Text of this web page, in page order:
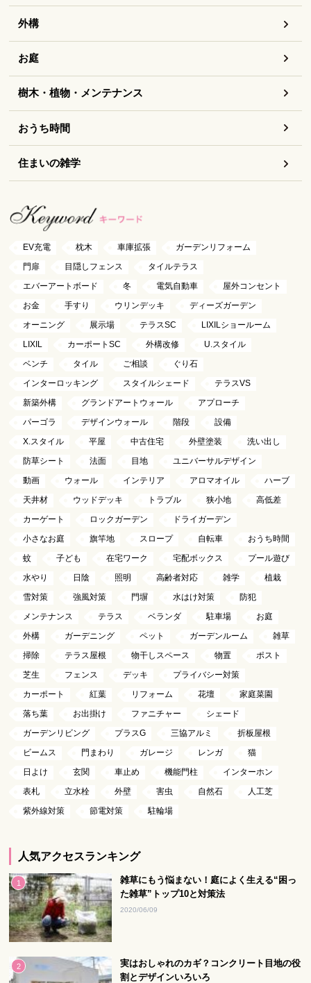
外構
お庭
樹木・植物・メンテナンス
おうち時間
住まいの雑学
EV充電 枕木 車庫拡張
ガーデンリフォーム
門扉
目隠しフェンス
タイルテラス
エバーアートボード
冬 電気自動車
屋外コンセント
お金
手すり ウリンデッキ
ディーズガーデン
オーニング
展示場 テラスSC
LIXILショールーム
LIXIL
カーポートSC 外構改修
U.スタイル
ベンチ
タイル ご相談
ぐり石
インターロッキング
スタイルシェード
テラスVS
新築外構
グランドアートウォール
アプローチ
パーゴラ
デザインウォール 階段
設備
X.スタイル
平屋 中古住宅 外壁塗装
洗い出し
防草シート
法面 目地
ユニバーサルデザイン
動画
ウォール インテリア アロマオイル
ハーブ
天井材
ウッドデッキ トラブル 狭小地
高低差
カーゲート
ロックガーデン
ドライガーデン
小さなお庭
旗竿地 スロープ 自転車
おうち時間
蚊
子ども 在宅ワーク 宅配ボックス
プール遊び
水やり
日陰 照明 高齢者対応 雑学
植栽
雪対策
強風対策 門塀 水はけ対策
防犯
メンテナンス
テラス ベランダ 駐車場
お庭
外構
ガーデニング ペット ガーデンルーム
雑草
掃除
テラス屋根 物干しスペース 物置
ポスト
芝生
フェンス デッキ
プライバシー対策
カーポート
紅葉 リフォーム 花壇
家庭菜園
落ち葉
お出掛け ファニチャー
シェード
ガーデンリビング
プラスG 三協アルミ
折板屋根
ビームス
門まわり ガレージ レンガ
猫
日よけ
玄関 車止め 機能門柱
インターホン
表札
立水栓 外壁 害虫 自然石
人工芝
紫外線対策
節電対策 駐輪場
人気アクセスランキング
雑草にもう悩まない！庭によく生える“困っ
た雑草”トップ10と対策法
2020/06/09
実はおしゃれのカギ？コンクリート目地の役
割とデザインいろいろ